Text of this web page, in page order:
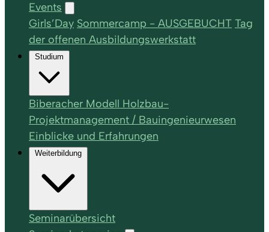
Events
Girls’Day Sommercamp - AUSGEBUCHT Tag
der offenen Ausbildungswerkstatt
Studium
Biberacher Modell Holzbau-
Projektmanagement / Bauingenieurwesen
Einblicke und Erfahrungen
Weiterbildung
Seminarübersicht